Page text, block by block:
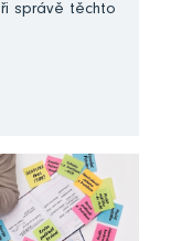
správě těchto